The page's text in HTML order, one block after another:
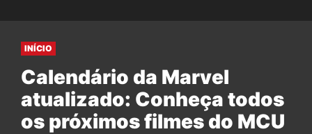
INÍCIO
Calendário da Marvel
atualizado: Conheça todos
os próximos filmes do MCU